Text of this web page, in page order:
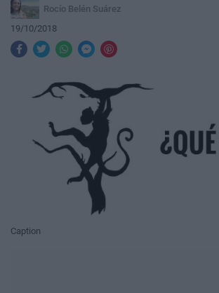
Rocío Belén Suárez
19/10/2018
Caption